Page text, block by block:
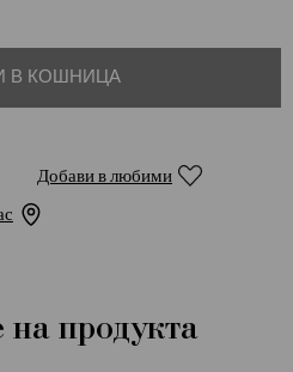
В КОШНИЦА
Добави в любими
продукта